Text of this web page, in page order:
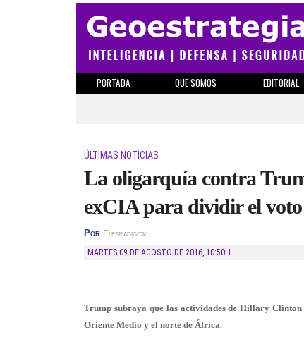
PORTADA QUE SOMOS EDITORIAL
ÚLTIMAS NOTICIAS
La oligarquía contra
exCIA para dividir el
Por Elespiadigital
MARTES 09 DE AGOSTO DE 2016, 10:50H
Trump subraya que las actividades de Hillary Clinton
Oriente Medio y el norte de África.